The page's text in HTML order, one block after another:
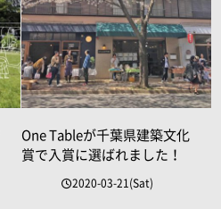
One Tableが千葉県建築文化
賞で入賞に選ばれました！
2020-03-21(Sat)